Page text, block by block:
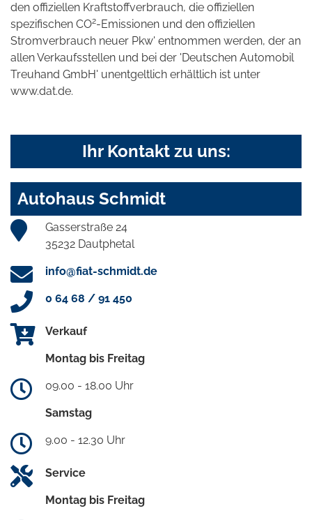
den offiziellen Kraftstoffverbrauch, die offiziellen
spezifischen CO2-Emissionen und den offiziellen
Stromverbrauch neuer Pkw' entnommen werden, der an
allen Verkaufsstellen und bei der 'Deutschen Automobil
Treuhand GmbH' unentgeltlich erhältlich ist unter
www.dat.de.
Ihr Kontakt zu uns:
Autohaus Schmidt
Gasserstraße 24
35232 Dautphetal
info@fiat-schmidt.de
0 64 68 / 91 450
Verkauf
Montag bis Freitag
09.00 - 18.00 Uhr
Samstag
9.00 - 12.30 Uhr
Service
Montag bis Freitag